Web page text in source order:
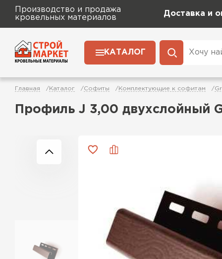
Производство и продажа
кровельных материалов
Доставка и
КАТАЛОГ
Главная Каталог Софиты Комплектующие к софитам
Профиль J 3,00 двухслойный